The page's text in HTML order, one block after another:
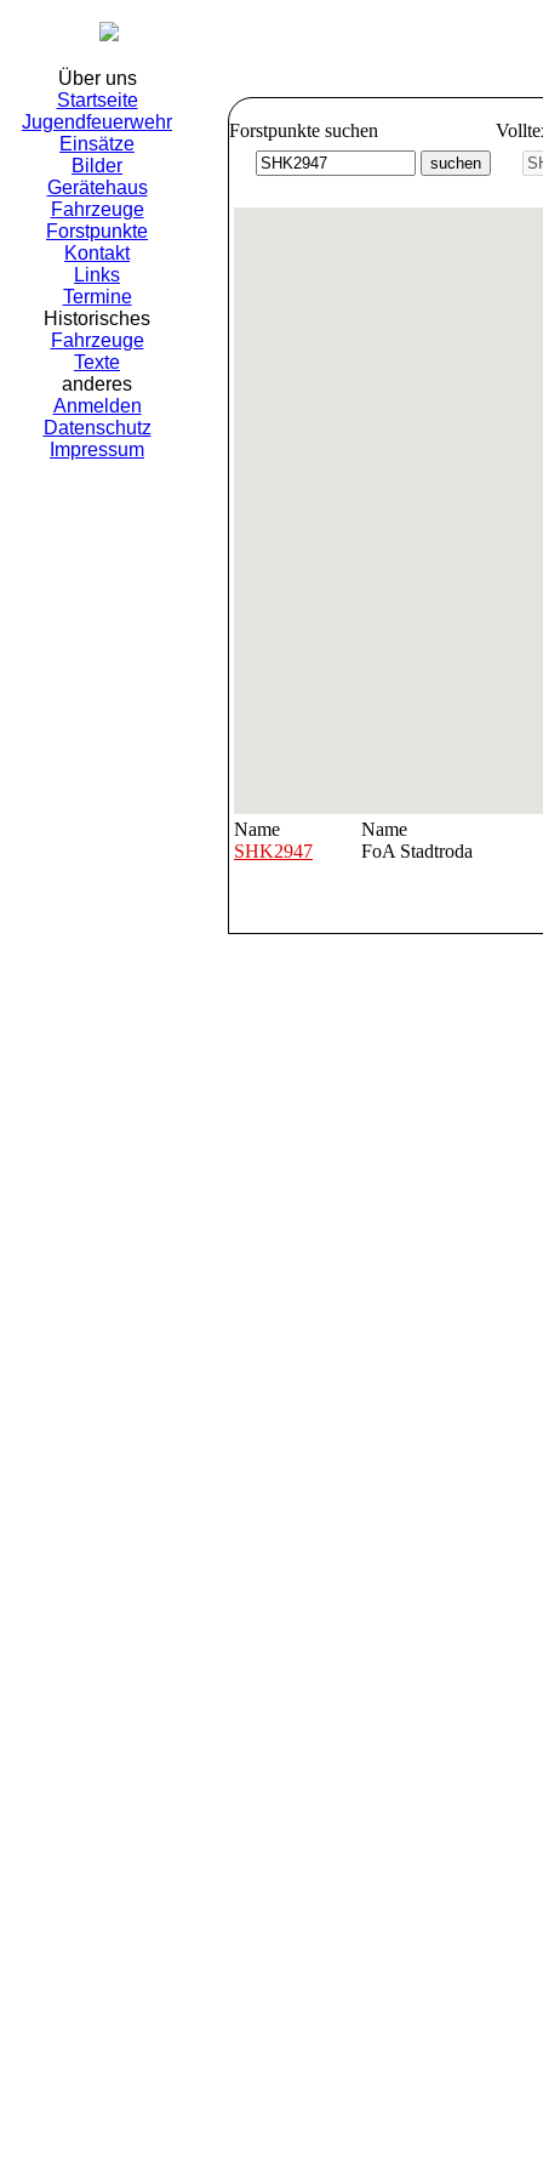
Über uns
Startseite
Jugendfeuerwehr
Einsätze
Bilder
Gerätehaus
Fahrzeuge
Forstpunkte
Kontakt
Links
Termine
Historisches
Fahrzeuge
Texte
anderes
Anmelden
Datenschutz
Impressum
Forstpunkte suchen
Name
Name
SHK2947
FoA Stadtroda